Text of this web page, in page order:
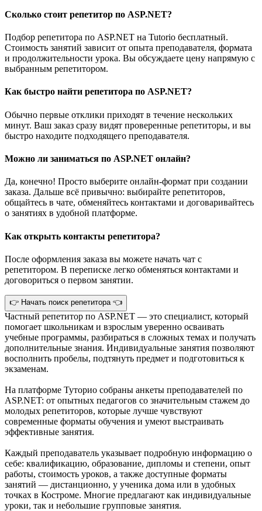
Сколько стоит репетитор по ASP.NET?
Подбор репетитора по ASP.NET на Tutorio бесплатный.
Стоимость занятий зависит от опыта преподавателя, формата
и продолжительности урока. Вы обсуждаете цену напрямую с
выбранным репетитором.
Как быстро найти репетитора по ASP.NET?
Обычно первые отклики приходят в течение нескольких
минут. Ваш заказ сразу видят проверенные репетиторы, и вы
быстро находите подходящего преподавателя.
Можно ли заниматься по ASP.NET онлайн?
Да, конечно! Просто выберите онлайн-формат при создании
заказа. Дальше всё привычно: выбирайте репетиторов,
общайтесь в чате, обменяйтесь контактами и договаривайтесь
о занятиях в удобной платформе.
Как открыть контакты репетитора?
После оформления заказа вы можете начать чат с
репетитором. В переписке легко обменяться контактами и
договориться о первом занятии.
👉 Начать поиск репетитора 👈
Частный репетитор по ASP.NET — это специалист, который
помогает школьникам и взрослым уверенно осваивать
учебные программы, разбираться в сложных темах и получать
дополнительные знания. Индивидуальные занятия позволяют
восполнить пробелы, подтянуть предмет и подготовиться к
экзаменам.
На платформе Туторио собраны анкеты преподавателей по
ASP.NET: от опытных педагогов со значительным стажем до
молодых репетиторов, которые лучше чувствуют
современные форматы обучения и умеют выстраивать
эффективные занятия.
Каждый преподаватель указывает подробную информацию о
себе: квалификацию, образование, дипломы и степени, опыт
работы, стоимость уроков, а также доступные форматы
занятий — дистанционно, у ученика дома или в удобных
точках в Костроме. Многие предлагают как индивидуальные
уроки, так и небольшие групповые занятия.